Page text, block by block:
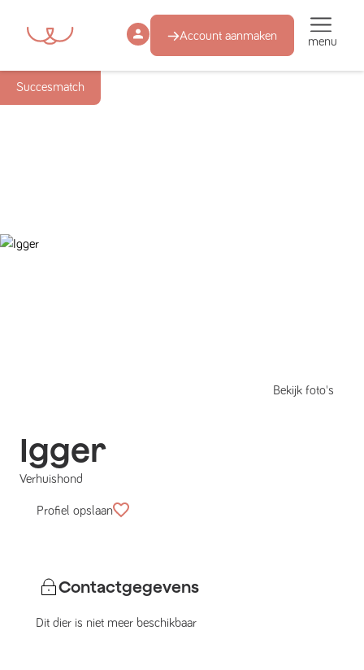
Account aanmaken menu
Succesmatch
Bekijk foto's
Igger
Verhuishond
Profiel opslaan
Contactgegevens
Dit dier is niet meer beschikbaar